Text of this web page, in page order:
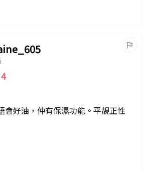
4
會好油，仲有保濕功能。平靚正性